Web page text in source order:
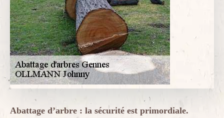
Abattage d’arbre : la sécurité est primordiale.